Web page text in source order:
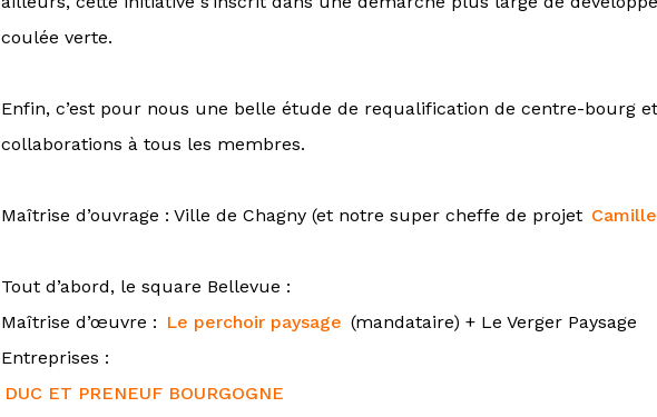
coulée verte.
Enfin, c’est pour nous une belle étude de requalification de centre-bourg
collaborations à tous les membres.
Maîtrise d’ouvrage : Ville de Chagny (et notre super cheffe de projet
Tout d’abord, le square Bellevue :
Maîtrise d’œuvre : Le perchoir paysage (mandataire) + Le Verger Paysage
Entreprises :
DUC ET PRENEUF BOURGOGNE